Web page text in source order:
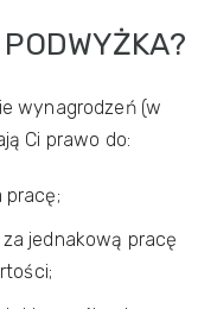
wynagrodzeń (w
Ci prawo do:
pracę;
jednakową pracę